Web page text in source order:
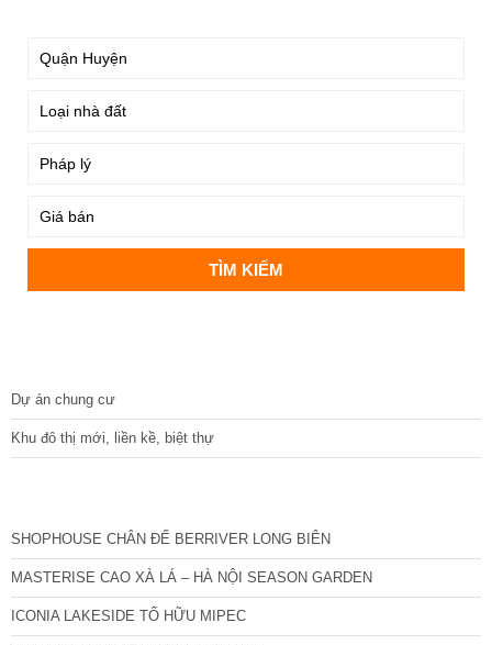
Dự án chung cư
Khu đô thị mới, liền kề, biệt thự
SHOPHOUSE CHÂN ĐẾ BERRIVER LONG BIÊN
MASTERISE CAO XÀ LÁ – HÀ NỘI SEASON GARDEN
ICONIA LAKESIDE TỐ HỮU MIPEC